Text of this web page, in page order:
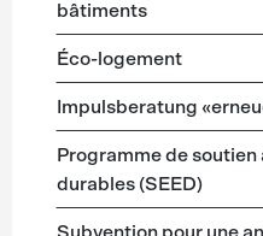
bâtiments
Éco-logement
Impulsberatung
Programme de soutien
durables (SEED)